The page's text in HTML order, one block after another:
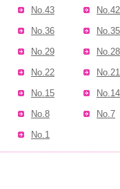
No.43
No.42
No.36
No.35
No.29
No.28
No.22
No.21
No.15
No.14
No.8
No.7
No.1